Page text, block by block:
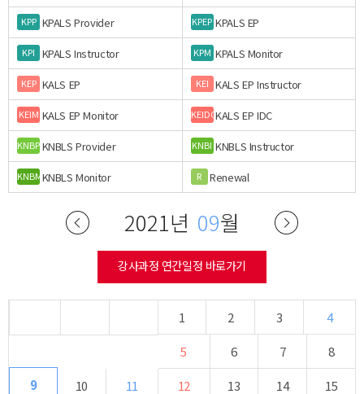
KPP KPALS Provider KPEP KPALS EP
KPI KPALS Instructor KPM KPALS Monitor
KEP KALS EP KEI KALS EP Instructor
KEIM KALS EP Monitor KEIDCKALS EP IDC
KNBPKNBLS Provider KNBI KNBLS Instructor
KNBMKNBLS Monitor R Renewal
2021년 09월
강사과정 연간일정 바로가기
1 2 3
4
5
6 7
8
9
10 11 12 13 14
15